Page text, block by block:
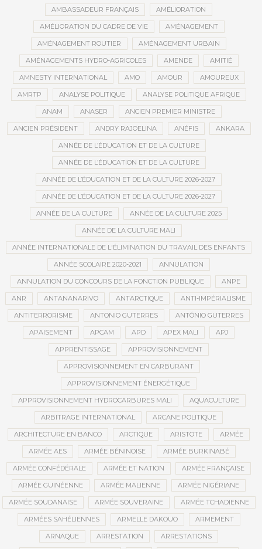
AMBASSADEUR FRANÇAIS AMÉLIORATION
AMÉLIORATION DU CADRE DE VIE AMÉNAGEMENT
AMÉNAGEMENT ROUTIER AMÉNAGEMENT URBAIN
AMÉNAGEMENTS HYDRO-AGRICOLES AMENDE AMITIÉ
AMNESTY INTERNATIONAL AMO AMOUR AMOUREUX
AMRTP ANALYSE POLITIQUE ANALYSE POLITIQUE AFRIQUE
ANAM ANASER ANCIEN PREMIER MINISTRE
ANCIEN PRÉSIDENT ANDRY RAJOELINA ANÉFIS ANKARA
ANNÉE DE L’ÉDUCATION ET DE LA CULTURE
ANNÉE DE L’ÉDUCATION ET DE LA CULTURE
ANNÉE DE L’ÉDUCATION ET DE LA CULTURE 2026-2027
ANNÉE DE L’ÉDUCATION ET DE LA CULTURE 2026-2027
ANNÉE DE LA CULTURE ANNÉE DE LA CULTURE 2025
ANNÉE DE LA CULTURE MALI
ANNÉE INTERNATIONALE DE L'ÉLIMINATION DU TRAVAIL DES ENFANTS
ANNÉE SCOLAIRE 2020-2021 ANNULATION
ANNULATION DU CONCOURS DE LA FONCTION PUBLIQUE ANPE
ANR ANTANANARIVO ANTARCTIQUE ANTI-IMPÉRIALISME
ANTITERRORISME ANTONIO GUTERRES ANTÓNIO GUTERRES
APAISEMENT APCAM APD APEX MALI APJ
APPRENTISSAGE APPROVISIONNEMENT
APPROVISIONNEMENT EN CARBURANT
APPROVISIONNEMENT ÉNERGÉTIQUE
APPROVISIONNEMENT HYDROCARBURES MALI AQUACULTURE
ARBITRAGE INTERNATIONAL ARCANE POLITIQUE
ARCHITECTURE EN BANCO ARCTIQUE ARISTOTE ARMÉE
ARMÉE AES ARMÉE BÉNINOISE ARMÉE BURKINABÉ
ARMÉE CONFÉDÉRALE ARMÉE ET NATION ARMÉE FRANÇAISE
ARMÉE GUINÉENNE ARMÉE MALIENNE ARMÉE NIGÉRIANE
ARMÉE SOUDANAISE ARMÉE SOUVERAINE ARMÉE TCHADIENNE
ARMÉES SAHÉLIENNES ARMELLE DAKOUO ARMEMENT
ARNAQUE ARRESTATION ARRESTATIONS